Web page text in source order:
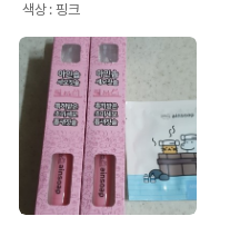
색상 : 핑크